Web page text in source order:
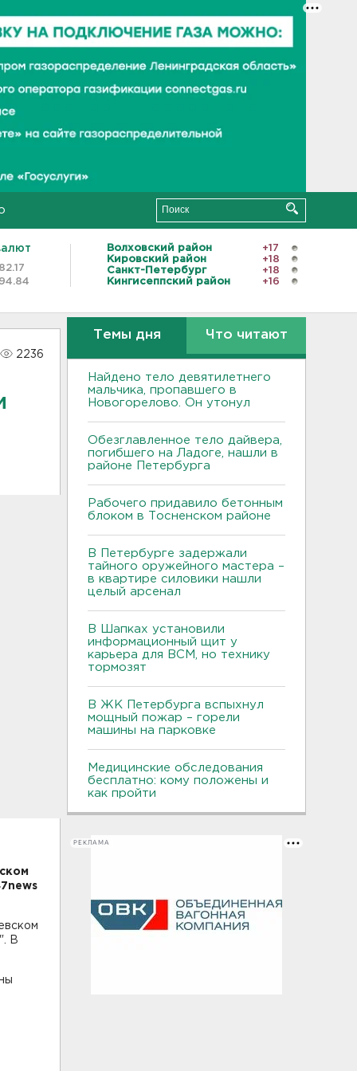
Волховский район
+17
Кировский район
+18
Санкт-Петербург
+18
Кингисеппский район
+16
2236
В
Темы дня Что читают
Найдено тело девятилетнего
мальчика, пропавшего в
Новогорелово. Он утонул
Обезглавленное тело дайвера,
погибшего на Ладоге, нашли в
районе Петербурга
Рабочего придавило бетонным
блоком в Тосненском районе
В Петербурге задержали
тайного оружейного мастера –
в квартире силовики нашли
целый арсенал
В Шапках установили
информационный щит у
карьера для ВСМ, но технику
тормозят
В ЖК Петербурга вспыхнул
мощный пожар – горели
машины на парковке
Медицинские обследования
бесплатно: кому положены и
как пройти
РЕКЛАМА